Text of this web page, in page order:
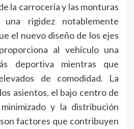
la carrocería y las monturas
rigidez notablemente
el nuevo diseño de los ejes
al vehículo una
deportiva mientras que
de comodidad. La
asientos, el bajo centro de
y la distribución
factores que contribuyen